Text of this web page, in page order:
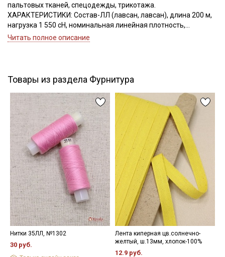
пальтовых тканей, спецодежды, трикотажа.
ХАРАКТЕРИСТИКИ: Состав-ЛЛ (лавсан, лавсан), длина 200 м,
нагрузка 1 550 сН, номинальная линейная плотность,
Текс(структура)- 34,5 (16.7Текс*2)
Читать полное описание
Товары из раздела Фурнитура
Нитки 35ЛЛ, №1302
30 руб.
Лента киперная цв.солнечно-
желтый, ш.13мм, хлопок-100%
12.9 руб.
Ознакомлен(а) сПолитикой обработки персональных
данныхи даю
Согласие на обработку персональных
данных